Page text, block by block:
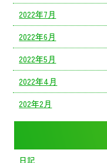
2022年7月
2022年6月
2022年5月
2022年4月
202年2月
日記